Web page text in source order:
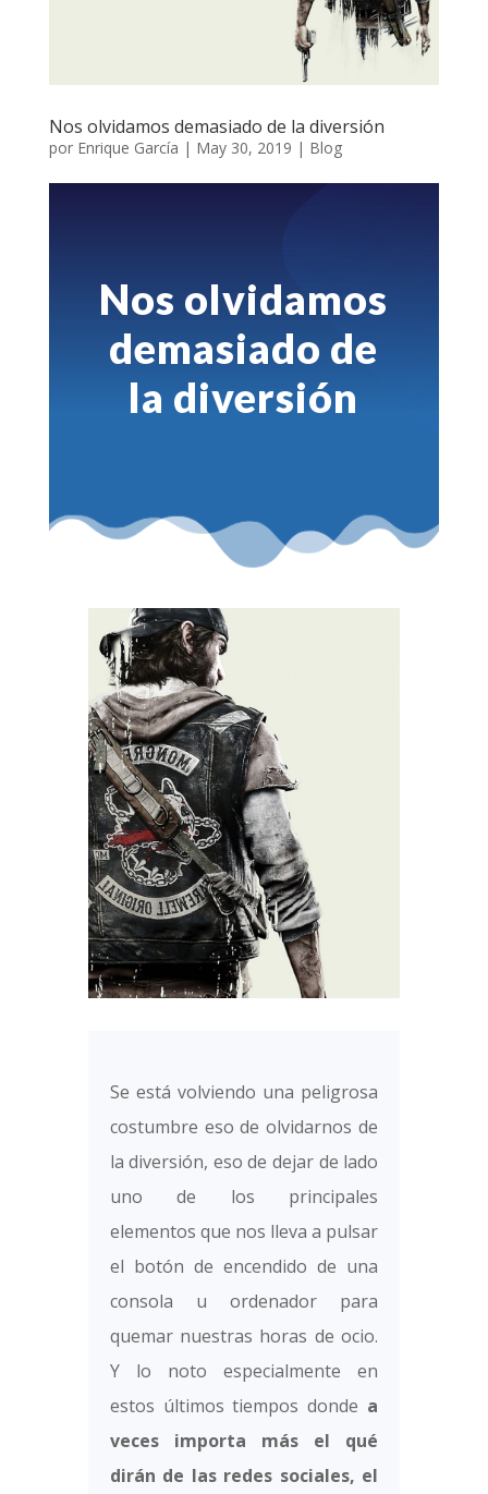
Nos olvidamos demasiado de la diversión
por Enrique García | May 30, 2019 | Blog
Nos olvidamos
demasiado de
la diversión
Se está volviendo una peligrosa
costumbre eso de olvidarnos de
la diversión, eso de dejar de lado
uno de los principales
elementos que nos lleva a pulsar
el botón de encendido de una
consola u ordenador para
quemar nuestras horas de ocio.
Y lo noto especialmente en
estos últimos tiempos donde a
veces importa más el qué
dirán de las redes sociales, el